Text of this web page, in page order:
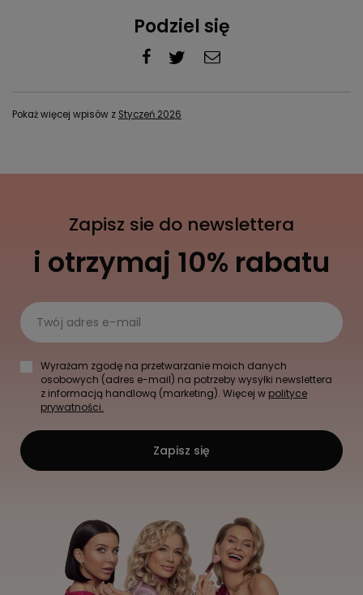
Podziel się
Pokaż więcej wpisów z Styczeń 2026
Zapisz sie do newslettera
i otrzymaj 10% rabatu
Twój adres e-mail
Wyrażam zgodę na przetwarzanie moich danych
osobowych (adres e-mail) na potrzeby wysyłki newslettera
z informacją handlową (marketing). Więcej w polityce
prywatności.
Zapisz się